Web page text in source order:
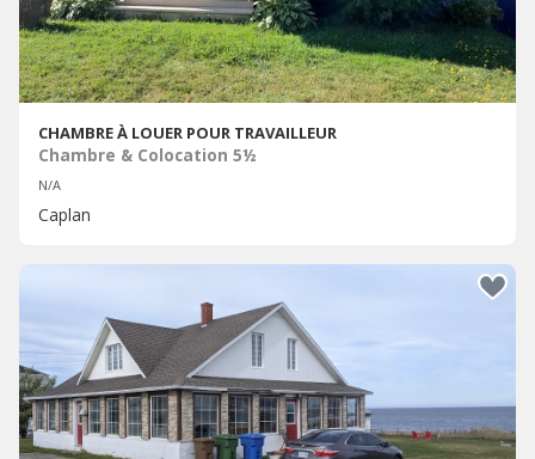
CHAMBRE À LOUER POUR TRAVAILLEUR
Chambre & Colocation 5½
N/A
Caplan